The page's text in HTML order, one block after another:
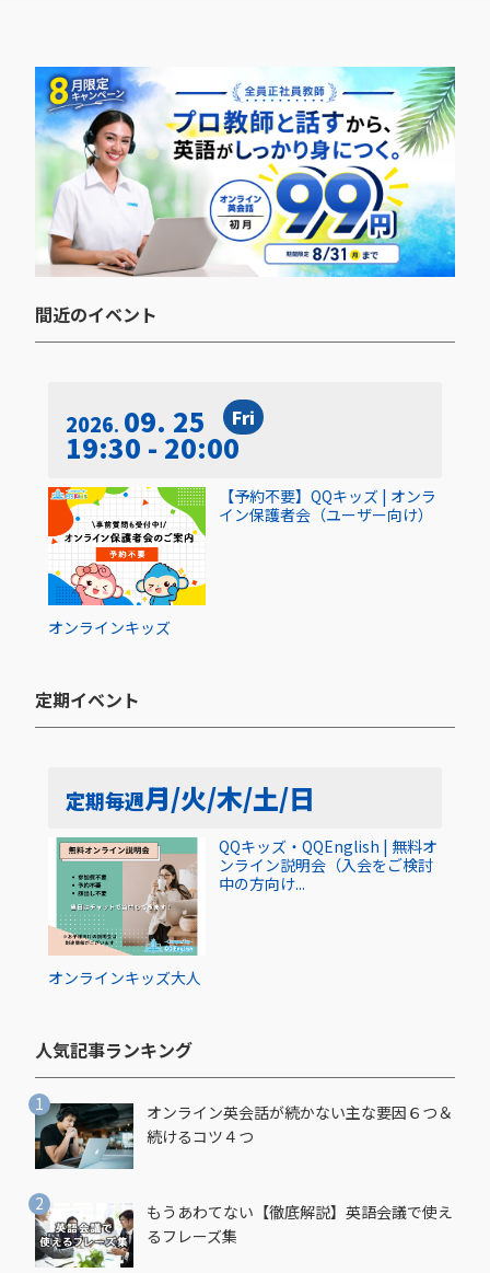
間近のイベント​
2026 09. 25 Fri
19:30 - 20:00
オンラインキッズ
【予約不要】QQキッズ | オンラ
イン保護者会（ユーザー向け）
定期イベント​
定期毎週月/火/木/土/日
オンラインキッズ大人
QQキッズ・QQEnglish | 無料オ
ンライン説明会（入会をご検討
中の方向け...
人気記事ランキング​
オンライン英会話が続かない主な要因６つ＆
続けるコツ４つ
もうあわてない【徹底解説】英語会議で使え
るフレーズ集